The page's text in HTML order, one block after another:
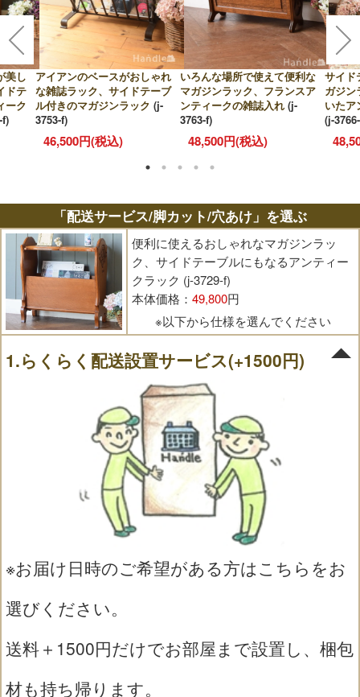
美し
ドテ
ーク
f)
アイアンのベースがおしゃれ
な雑誌ラック、サイドテーブ
ル付きのマガジンラック (j-
3753-f)
46,500円(税込)
いろんな場所で使えて便利な
マガジンラック、フランスア
ンティークの雑誌入れ (j-
3763-f)
48,500円(税込)
サイド
ガジン
いたア
(j-
「配送サービス/脚カット/穴あけ」を選ぶ
便利に使えるおしゃれなマガジンラッ
ク、サイドテーブルにもなるアンティー
クラック (j-3729-f)
本体価格： 49,800円
※以下から仕様を選んでください
1.らくらく配送設置サービス(+1500円)
※お届け日時のご希望がある方はこちらをお
選びください。
送料＋1500円だけでお部屋まで設置し、梱包
材も持ち帰ります。